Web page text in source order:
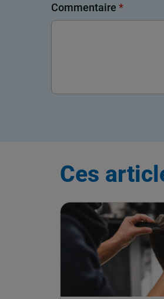
Commentaire *
Ces